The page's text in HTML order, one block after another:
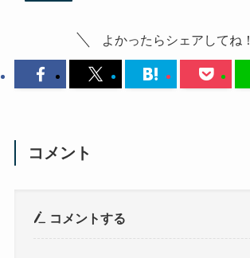
よかったらシェアしてね！
コメント
コメントする